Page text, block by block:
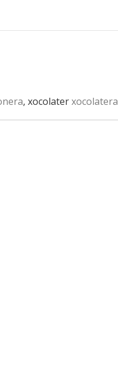
, xocolaterxocolatera